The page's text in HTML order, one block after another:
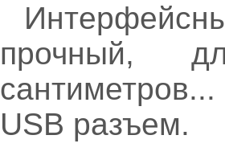
прочный,
USB разъем.